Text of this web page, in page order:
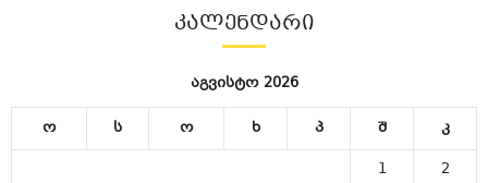
ᲙᲐᲚᲔᲜᲓᲐᲠᲘ
აგვისტო 2026
ო ს ო ხ პ შ
კ
1
2